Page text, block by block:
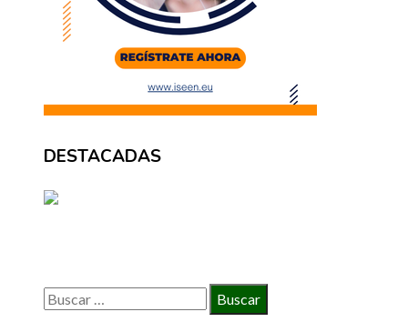
DESTACADAS
Buscar: